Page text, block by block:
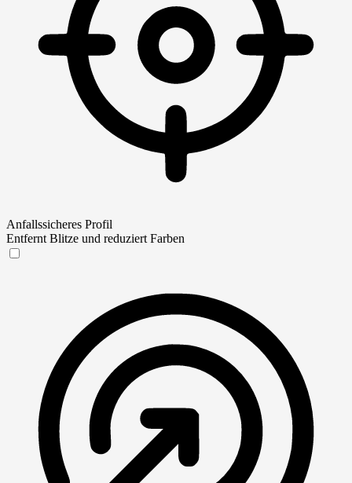
Anfallssicheres Profil
Entfernt Blitze und reduziert Farben